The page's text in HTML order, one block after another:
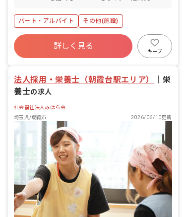
2-6 エンゼルステップ朝霞浜崎教室／埼
玉県朝霞市浜崎2-6-30 エンゼルステップ
和光丸山台教室／埼玉県和光市丸山台2-
12-6 仲町エンゼル保育室／埼玉県朝霞
市仲町2-1-21 ブリランテ1F･2F つくし
保育園／埼玉県朝霞市溝沼7-9-10 ひいら
えで保育園／埼玉県朝霞市東弁財3-19-7
11 けやき保育園／埼玉県朝霞市本町2-4-
12 三原エンゼル保育室／埼玉県朝霞市
三原3-26-8 西弁財エンゼル保育室／埼玉
県朝霞市西弁財2-2-7 和光エンゼル保育
室／埼玉県和光市本町12-12 優美ビル
1F 朝霞本町エンゼル保育室／埼玉県朝
霞市本町1-8-7 朝霞台エンゼル保育室／
埼玉県朝霞市東弁財1-3-17 サクセスビル
1FA号 ■保育目標 私たちはの保育目標は
3つ。「子どもの個性を伸ばし節度ある
子どもを育てる」「健康で明るく豊かな
心をもつ子どもを育てる」「いろいろな
行事を経験しながら季節感を知り、乳幼
児期に必要な運動を十分に取り入れ、健
パート・アルバイト
その他(施設)
社会保険完備
土日祝休み
有給
社会福祉法人
乳児保育のみ
未経験歓迎
詳しく見る
キープ
法人採用・栄養士（朝霞台駅エリア）
栄
養士の求人
社会福祉法人みはら会
埼玉県/朝霞市
2026/06/10更新